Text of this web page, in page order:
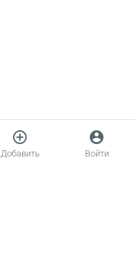
add_circle_outline
Добавить
account_circle
Войти